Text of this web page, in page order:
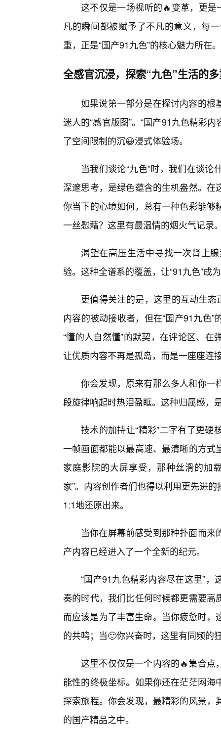
这不仅是一场视听的🔥变革，更是
凡的瞬间都被赋予了不凡的意义，每
重，正是“国产91九色”的核心魅力所在。
全感官沉浸，探索“九色”生活的
如果说第一部分是在探讨内容的根
迷人的“感官版图”。“国产91九色精彩
了空间限制的沉😀浸式体验场。
当我们谈论“九色”时，我们在谈
深邃思考，是绿色蕴含的生机盎然。
你当下的心境如何，总有一种色彩能
一丝慰藉？这里有最温情的烟火气记录
渴望在高压生活中寻找一次肾上
验。这种全谱系的覆盖，让“91九色”成
更值得关注的是，这里的互动生态
内容的被动接收者，但在“国产91九色
“懂的人自然懂”的默契，在评论区、
让优质内容不再是孤岛，而是一座座连
你会发现，原来有那么多人和你一
段旋律响起时热泪盈眶。这种归属感，
技术的加持让“精彩”二字有了更
一帧画面都能以最高速、最清晰的方
家庭影院的大屏享受，那种丝滑的加
家”。内容创作者们也得以利用更先进
1:1地还原出来。
当你在屏幕前感受到那种扑面而
产内容已经进入了一个全新的纪元。
“国产91九色精彩内容尽在这里”
奏的时代，我们比任何时候都更需要
而应该是为了丰富生命。当你疲惫时
的共鸣；当🙂你兴奋时，这里有同频的
这里不仅仅是一个内容的🔥集合点
能性的终极坐标。如果你还在茫茫网
探索旅程。你会发现，最精彩的风景
的国产精品之中。